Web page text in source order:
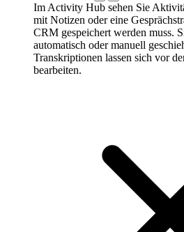
Im Activity Hub sehen Sie
mit Notizen oder eine
CRM gespeichert werden muss.
automatisch oder manuell
Transkriptionen lassen sich vor
bearbeiten.